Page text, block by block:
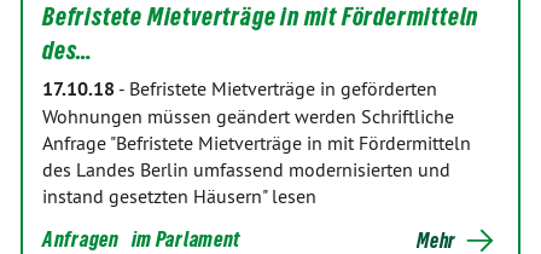
Befristete Mietverträge in mit Fördermitteln
des…
17.10.18 - Befristete Mietverträge in geförderten
Wohnungen müssen geändert werden Schriftliche
Anfrage "Befristete Mietverträge in mit Fördermitteln
des Landes Berlin umfassend modernisierten und
instand gesetzten Häusern" lesen
Anfragen im Parlament Mehr